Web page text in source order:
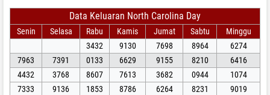
Data Keluaran North Carolina Day
Senin Selasa Rabu Kamis Jumat Sabtu
Minggu
3432
9130 7698 8964
6274
7963
7391 0133 6629 9155 8210
6416
4432
3768 8607 7613 3682 0944
1074
7333
9136 1853 8786 6264 8231
9019